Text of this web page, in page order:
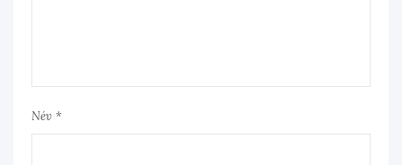
Név *